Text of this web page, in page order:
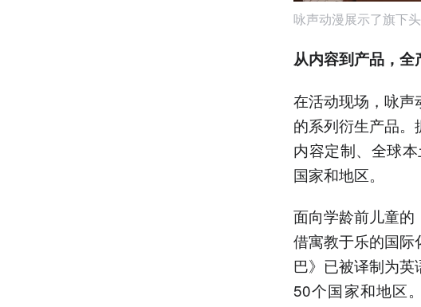
咏声动漫展示了旗下
从内容到产品，
在活动现场，咏声
的系列衍生产品。
内容定制、全球
国家和地区。
面向学龄前儿童
借寓教于乐的国际
巴》已被译制为
50个国家和地区